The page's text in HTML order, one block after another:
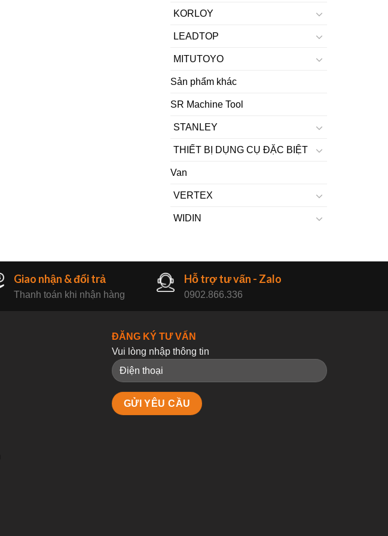
KORLOY
LEADTOP
MITUTOYO
Sản phẩm khác
SR Machine Tool
STANLEY
THIẾT BỊ DỤNG CỤ ĐẶC BIỆT
Van
VERTEX
WIDIN
Giao nhận & đổi trả
Thanh toán khi nhận hàng
Hỗ trợ tư vấn - Zalo
0902.866.336
ĐĂNG KÝ TƯ VẤN
Vui lòng nhập thông tin